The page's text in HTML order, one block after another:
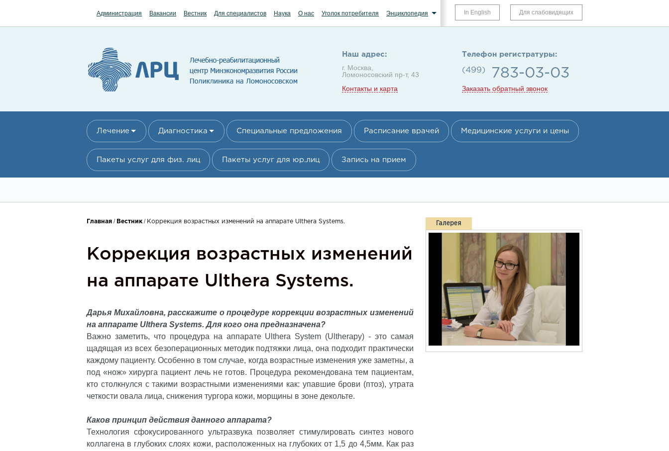
Администрация Вакансии Вестник Для специалистов Наука О нас Уголок потребителя Энциклопедия In English Для слабовидящих
Наш адрес:
г. Москва,
Ломоносовский пр-т, 43
Контакты и карта
Телефон регистратуры:
(499) 783-03-03
Заказать обратный звонок
Лечение Диагностика Специальные предложения Расписание врачей Медицинские услуги и цены
Пакеты услуг для физ. лиц Пакеты услуг для юр.лиц Запись на прием
Вы здесь
Главная / Вестник / Коррекция возрастных изменений на аппарате Ulthera Systems.
Коррекция возрастных изменений
на аппарате Ulthera Systems.
Дарья Михайловна, расскажите о процедуре коррекции возрастных изменений
на аппарате Ulthera Systems. Для кого она предназначена?
Важно заметить, что процедура на аппарате Ulthera System (Ultherapy) - это самая
щадящая из всех безоперационных методик подтяжки лица, она подходит практически
каждому пациенту. Особенно в том случае, когда возрастные изменения уже заметны, а
под «нож» хирурга пациент лечь не готов. Процедура рекомендована тем пациентам,
кто столкнулся с такими возрастными изменениями как: упавшие брови (птоз), утрата
четкости овала лица, снижения тургора кожи, морщины в зоне декольте.
Каков принцип действия данного аппарата?
Технология сфокусированного ультразвука позволяет стимулировать синтез нового
коллагена в глубоких слоях кожи, расположенных на глубоких от 1,5 до 4,5мм. Как раз
Галерея